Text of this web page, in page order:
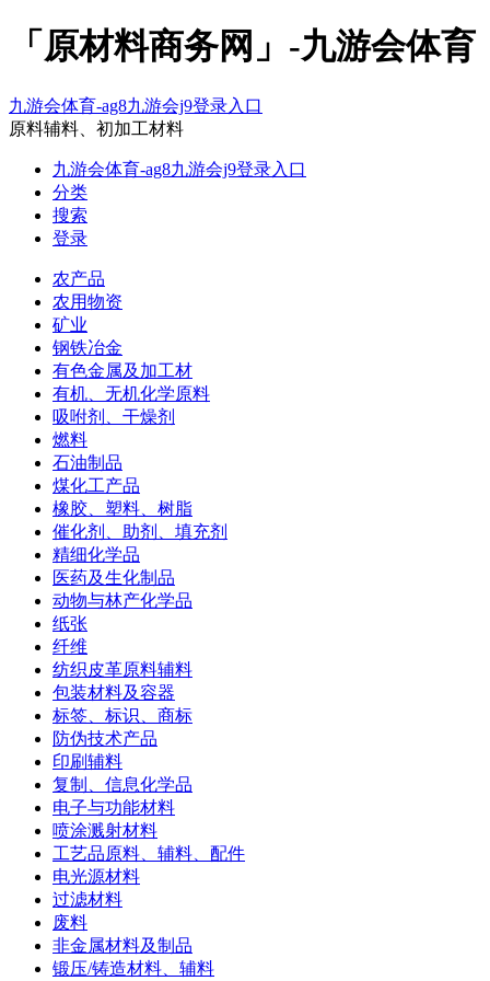
「原材料商务网」-九游会体育
九游会体育-ag8九游会j9登录入口
原料辅料、初加工材料
九游会体育-ag8九游会j9登录入口
分类
搜索
登录
农产品
农用物资
矿业
钢铁冶金
有色金属及加工材
有机、无机化学原料
吸咐剂、干燥剂
燃料
石油制品
煤化工产品
橡胶、塑料、树脂
催化剂、助剂、填充剂
精细化学品
医药及生化制品
动物与林产化学品
纸张
纤维
纺织皮革原料辅料
包装材料及容器
标签、标识、商标
防伪技术产品
印刷辅料
复制、信息化学品
电子与功能材料
喷涂溅射材料
工艺品原料、辅料、配件
电光源材料
过滤材料
废料
非金属材料及制品
锻压/铸造材料、辅料